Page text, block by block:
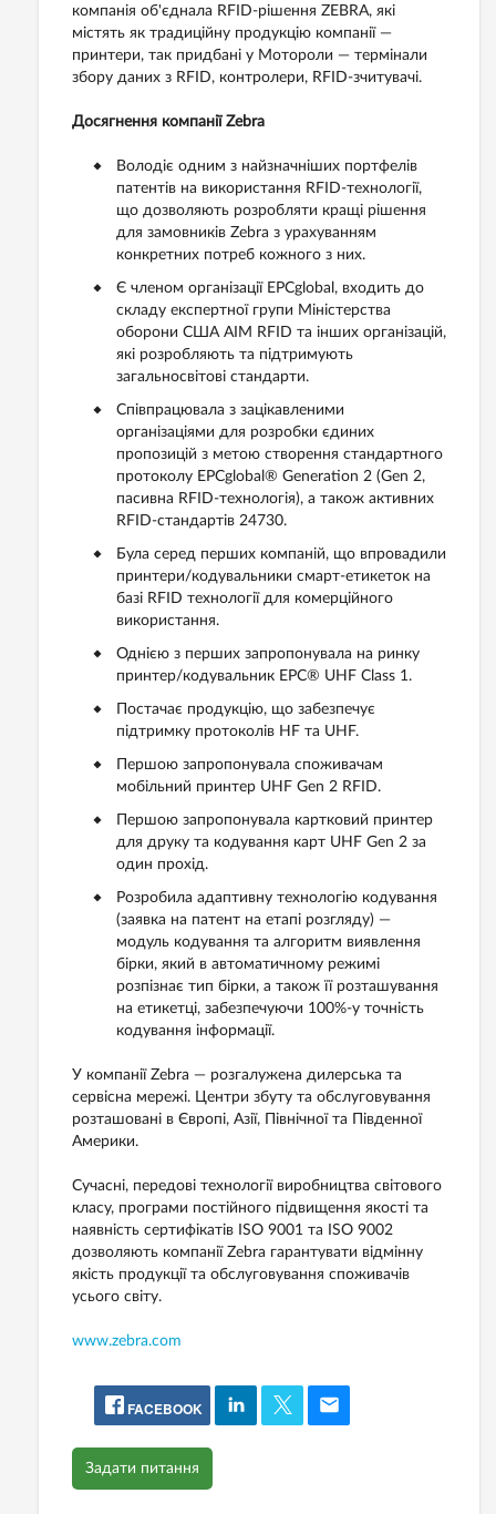
компанія об'єднала RFID-рішення ZEBRA, які
містять як традиційну продукцію компанії —
принтери, так придбані у Мотороли — термінали
збору даних з RFID, контролери, RFID-зчитувачі.
Досягнення компанії Zebra
Володіє одним з найзначніших портфелів
патентів на використання RFID-технології,
що дозволяють розробляти кращі рішення
для замовників Zebra з урахуванням
конкретних потреб кожного з них.
Є членом організації EPCglobal, входить до
складу експертної групи Міністерства
оборони США AIM RFID та інших організацій,
які розробляють та підтримують
загальносвітові стандарти.
Співпрацювала з зацікавленими
організаціями для розробки єдиних
пропозицій з метою створення стандартного
протоколу EPCglobal® Generation 2 (Gen 2,
пасивна RFID-технологія), а також активних
RFID-стандартів 24730.
Була серед перших компаній, що впровадили
принтери/кодувальники смарт-етикеток на
базі RFID технології для комерційного
використання.
Однією з перших запропонувала на ринку
принтер/кодувальник EPC® UHF Class 1.
Постачає продукцію, що забезпечує
підтримку протоколів HF та UHF.
Першою запропонувала споживачам
мобільний принтер UHF Gen 2 RFID.
Першою запропонувала картковий принтер
для друку та кодування карт UHF Gen 2 за
один прохід.
Розробила адаптивну технологію кодування
(заявка на патент на етапі розгляду) —
модуль кодування та алгоритм виявлення
бірки, який в автоматичному режимі
розпізнає тип бірки, а також її розташування
на етикетці, забезпечуючи 100%-у точність
кодування інформації.
У компанії Zebra — розгалужена дилерська та
сервісна мережі. Центри збуту та обслуговування
розташовані в Європі, Азії, Північної та Південної
Америки.
Сучасні, передові технології виробництва світового
класу, програми постійного підвищення якості та
наявність сертифікатів ISO 9001 та ISO 9002
дозволяють компанії Zebra гарантувати відмінну
якість продукції та обслуговування споживачів
усього світу.
www.zebra.com
FACEBOOK
Задати питання